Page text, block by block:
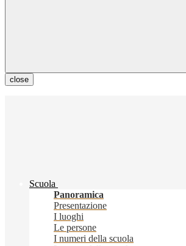
close
Scuola
Panoramica
Presentazione
I luoghi
Le persone
I numeri della scuola